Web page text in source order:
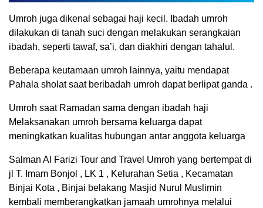
Umroh juga dikenal sebagai haji kecil. Ibadah umroh
dilakukan di tanah suci dengan melakukan serangkaian
ibadah, seperti tawaf, sa’i, dan diakhiri dengan tahalul.
Beberapa keutamaan umroh lainnya, yaitu mendapat
Pahala sholat saat beribadah umroh dapat berlipat ganda .
Umroh saat Ramadan sama dengan ibadah haji
Melaksanakan umroh bersama keluarga dapat
meningkatkan kualitas hubungan antar anggota keluarga
Salman Al Farizi Tour and Travel Umroh yang bertempat di
jl T. Imam Bonjol , LK 1 , Kelurahan Setia , Kecamatan
Binjai Kota , Binjai belakang Masjid Nurul Muslimin
kembali memberangkatkan jamaah umrohnya melalui